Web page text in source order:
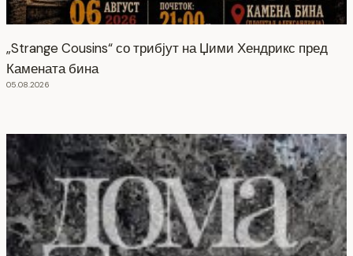
„Strange Cousins“ со трибјут на Џими Хендрикс пред
Камената бина
05.08.2026